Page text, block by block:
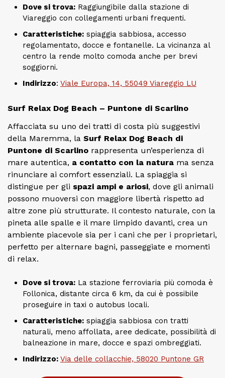
Dove si trova: Raggiungibile dalla stazione di
Viareggio con collegamenti urbani frequenti.
Caratteristiche: spiaggia sabbiosa, accesso
regolamentato, docce e fontanelle. La vicinanza al
centro la rende molto comoda anche per brevi
soggiorni.
Indirizzo: Viale Europa, 14, 55049 Viareggio LU
Surf Relax Dog Beach – Puntone di Scarlino
Affacciata su uno dei tratti di costa più suggestivi
della Maremma, la Surf Relax Dog Beach di
Puntone di Scarlino rappresenta un’esperienza di
mare autentica, a contatto con la natura ma senza
rinunciare ai comfort essenziali. La spiaggia si
distingue per gli spazi ampi e ariosi, dove gli animali
possono muoversi con maggiore libertà rispetto ad
altre zone più strutturate. Il contesto naturale, con la
pineta alle spalle e il mare limpido davanti, crea un
ambiente piacevole sia per i cani che per i proprietari,
perfetto per alternare bagni, passeggiate e momenti
di relax.
Dove si trova: La stazione ferroviaria più comoda è
Follonica, distante circa 6 km, da cui è possibile
proseguire in taxi o autobus locali.
Caratteristiche: spiaggia sabbiosa con tratti
naturali, meno affollata, aree dedicate, possibilità di
balneazione in mare, docce e spazi ombreggiati.
Indirizzo: Via delle collacchie, 58020 Puntone GR